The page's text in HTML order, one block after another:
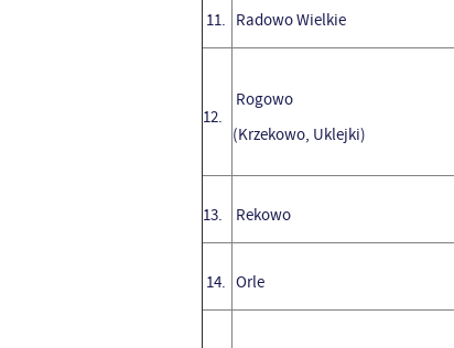
11. Radowo Wielkie
12.
Rogowo
(Krzekowo, Uklejki)
13. Rekowo
14. Orle